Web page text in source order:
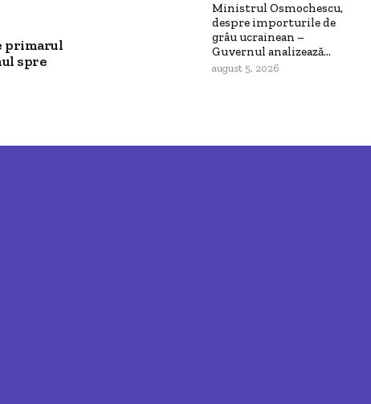
primarul
spre
Ministrul Osmochescu,
despre importurile de
grâu ucrainean –
Guvernul analizează...
august 5, 2026